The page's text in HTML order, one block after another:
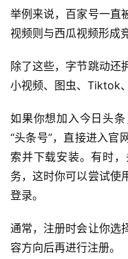
举例来说，百家号一直
视频则与西瓜视频形成
除了这些，字节跳动还
小视频、图虫、Tiktok
如果你想加入今日头
“头条号”，直接进入官
索并下载安装。有时
务，这时你可以尝试使
登录。
通常，注册时会让你选
容方向后再进行注册。